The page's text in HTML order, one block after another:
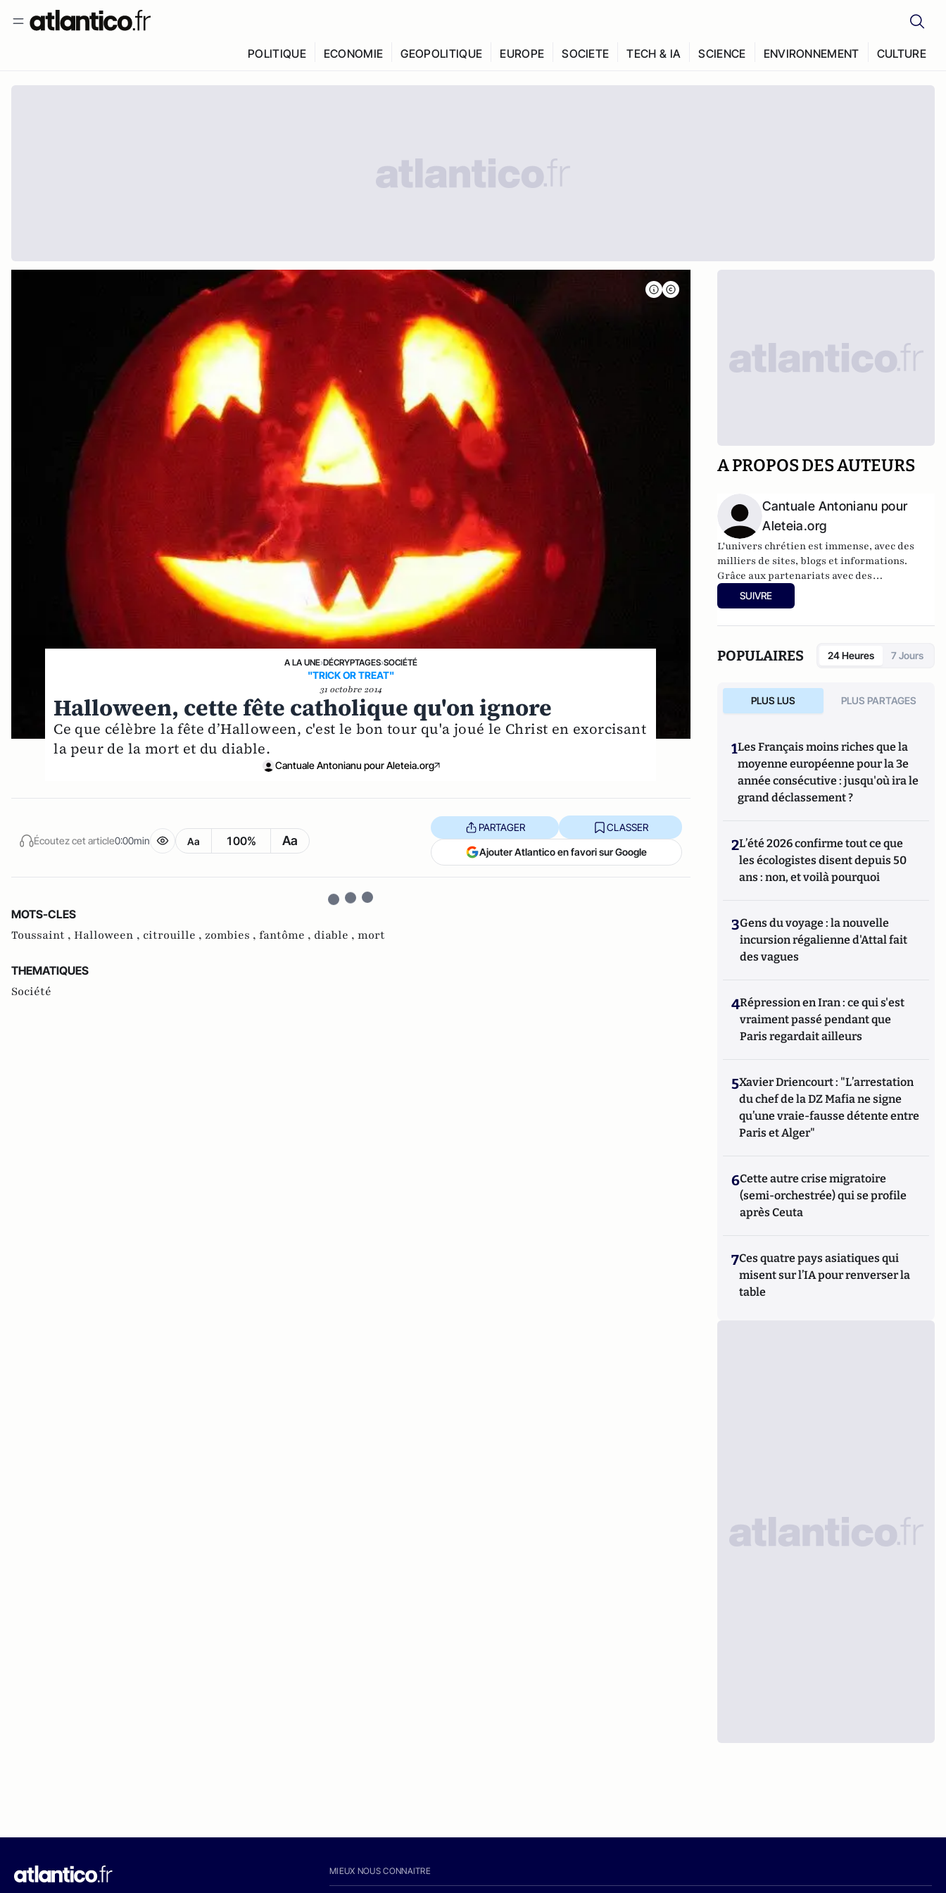
POLITIQUE ECONOMIE GEOPOLITIQUE EUROPE SOCIETE TECH & IA SCIENCE ENVIRONNEMENT CULTURE
A LA UNE›DÉCRYPTAGES›SOCIÉTÉ
"TRICK OR TREAT"
31 octobre 2014
Halloween, cette fête catholique qu'on ignore
Ce que célèbre la fête d’Halloween, c'est le bon tour qu'a joué le Christ en exorcisant
la peur de la mort et du diable.
Cantuale Antonianu pour Aleteia.org
Écoutez cet article0:00min Aa 100% Aa
PARTAGER CLASSER
Ajouter Atlantico en favori sur Google
MOTS-CLES
Toussaint , Halloween , citrouille , zombies , fantôme , diable , mort
THEMATIQUES
Société
A PROPOS DES AUTEURS
Cantuale Antonianu pour
Aleteia.org
L'univers chrétien est immense, avec des
milliers de sites, blogs et informations.
Grâce aux partenariats avec des
fournisseurs de contenus,
plateforme unique pour tous ceux qui
SUIVRE
POPULAIRES 24 Heures 7 Jours
PLUS LUS PLUS PARTAGES
1Les Français moins riches que la
moyenne européenne pour la 3e
année consécutive : jusqu'où ira le
grand déclassement ?
2L’été 2026 confirme tout ce que
les écologistes disent depuis 50
ans : non, et voilà pourquoi
3Gens du voyage : la nouvelle
incursion régalienne d'Attal fait
des vagues
4Répression en Iran : ce qui s'est
vraiment passé pendant que
Paris regardait ailleurs
5Xavier Driencourt : "L’arrestation
du chef de la DZ Mafia ne signe
qu’une vraie-fausse détente entre
Paris et Alger"
6Cette autre crise migratoire
(semi-orchestrée) qui se profile
après Ceuta
7Ces quatre pays asiatiques qui
misent sur l’IA pour renverser la
table
MIEUX NOUS CONNAITRE